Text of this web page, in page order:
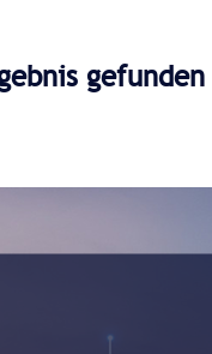
gefunden